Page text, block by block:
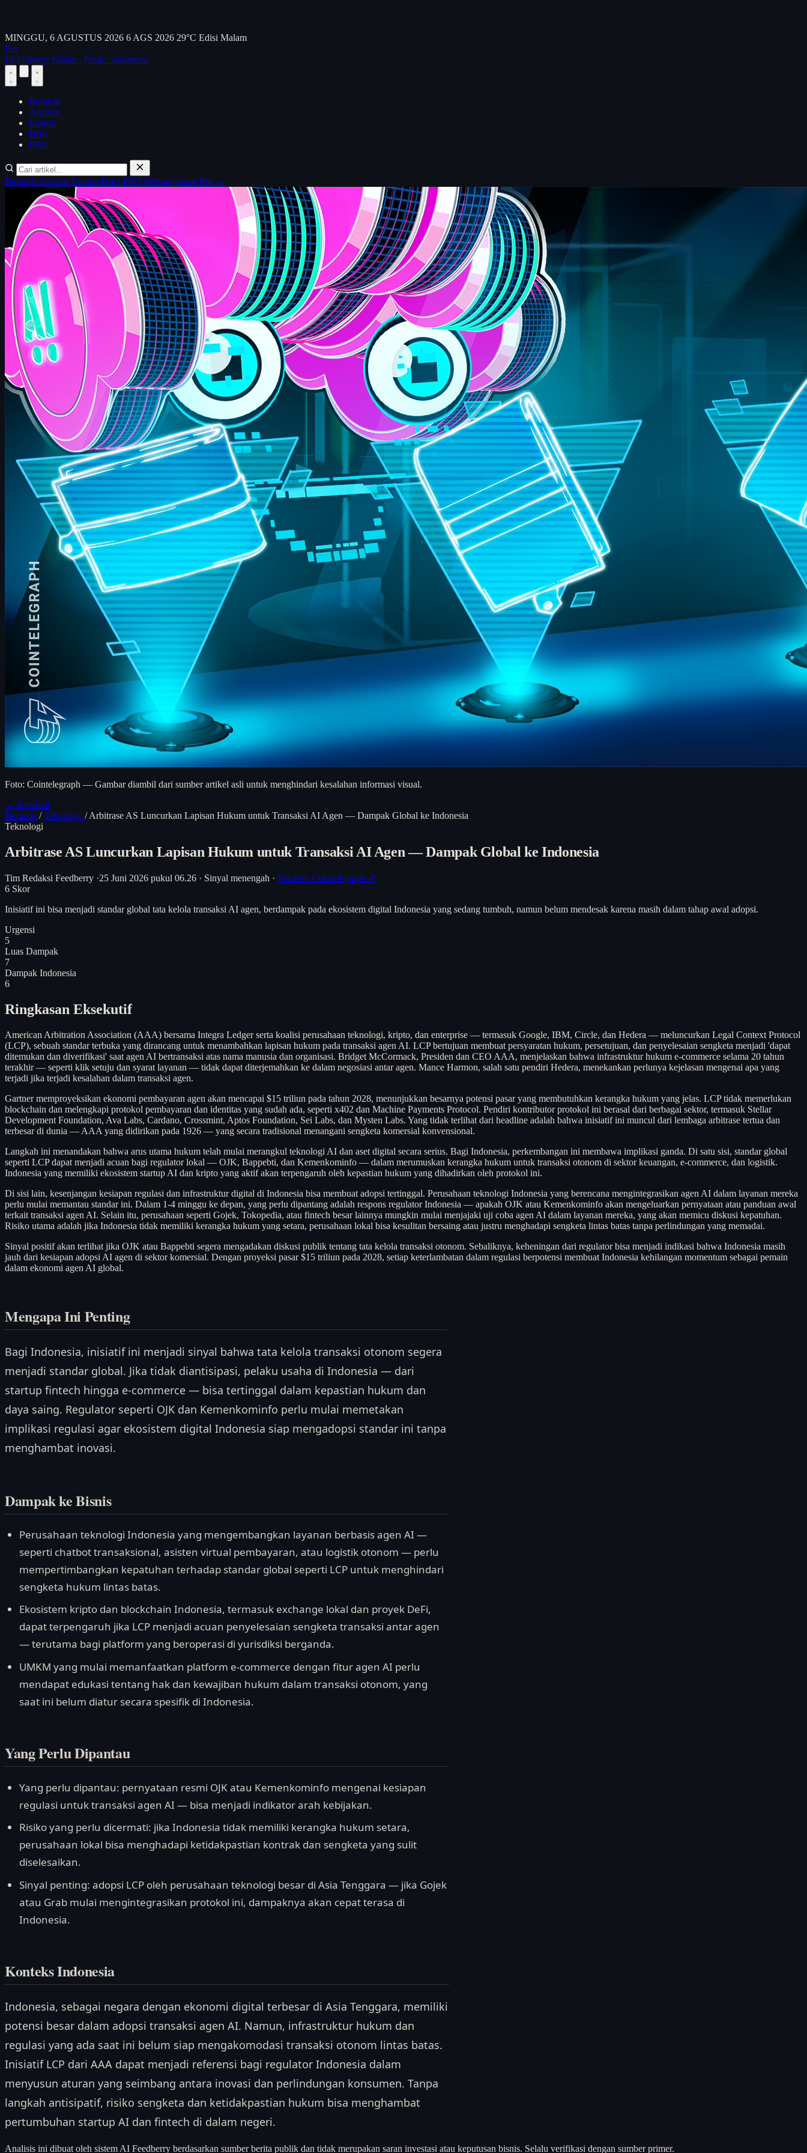
MINGGU, 6 AGUSTUS 2026 6 AGS 2026 29°C Edisi Malam
Pro
FEEDberry Bisnis · Pasar · Indonesia
Beranda
Analisis
Emiten
Brief
PRO
Beranda Analisis Emiten BriefPRO Berlangganan Pro →
Foto: Cointelegraph — Gambar diambil dari sumber artikel asli untuk menghindari kesalahan informasi visual.
← Kembali
Beranda / Teknologi / Arbitrase AS Luncurkan Lapisan Hukum untuk Transaksi AI Agen — Dampak Global ke Indonesia
Teknologi
Arbitrase AS Luncurkan Lapisan Hukum untuk Transaksi AI Agen — Dampak Global ke Indonesia
Tim Redaksi Feedberry ·25 Juni 2026 pukul 06.26 · Sinyal menengah · Sumber: Cointelegraph ↗
6 Skor
Inisiatif ini bisa menjadi standar global tata kelola transaksi AI agen, berdampak pada ekosistem digital Indonesia yang sedang tumbuh, namun belum mendesak karena masih dalam tahap awal adopsi.
Urgensi
5
Luas Dampak
7
Dampak Indonesia
6
Ringkasan Eksekutif
American Arbitration Association (AAA) bersama Integra Ledger serta koalisi perusahaan teknologi, kripto, dan enterprise — termasuk Google, IBM, Circle, dan Hedera — meluncurkan Legal Context Protocol
(LCP), sebuah standar terbuka yang dirancang untuk menambahkan lapisan hukum pada transaksi agen AI. LCP bertujuan membuat persyaratan hukum, persetujuan, dan penyelesaian sengketa menjadi 'dapat
ditemukan dan diverifikasi' saat agen AI bertransaksi atas nama manusia dan organisasi. Bridget McCormack, Presiden dan CEO AAA, menjelaskan bahwa infrastruktur hukum e-commerce selama 20 tahun
terakhir — seperti klik setuju dan syarat layanan — tidak dapat diterjemahkan ke dalam negosiasi antar agen. Mance Harmon, salah satu pendiri Hedera, menekankan perlunya kejelasan mengenai apa yang
terjadi jika terjadi kesalahan dalam transaksi agen.
Gartner memproyeksikan ekonomi pembayaran agen akan mencapai $15 triliun pada tahun 2028, menunjukkan besarnya potensi pasar yang membutuhkan kerangka hukum yang jelas. LCP tidak memerlukan
blockchain dan melengkapi protokol pembayaran dan identitas yang sudah ada, seperti x402 dan Machine Payments Protocol. Pendiri kontributor protokol ini berasal dari berbagai sektor, termasuk Stellar
Development Foundation, Ava Labs, Cardano, Crossmint, Aptos Foundation, Sei Labs, dan Mysten Labs. Yang tidak terlihat dari headline adalah bahwa inisiatif ini muncul dari lembaga arbitrase tertua dan
terbesar di dunia — AAA yang didirikan pada 1926 — yang secara tradisional menangani sengketa komersial konvensional.
Langkah ini menandakan bahwa arus utama hukum telah mulai merangkul teknologi AI dan aset digital secara serius. Bagi Indonesia, perkembangan ini membawa implikasi ganda. Di satu sisi, standar global
seperti LCP dapat menjadi acuan bagi regulator lokal — OJK, Bappebti, dan Kemenkominfo — dalam merumuskan kerangka hukum untuk transaksi otonom di sektor keuangan, e-commerce, dan logistik.
Indonesia yang memiliki ekosistem startup AI dan kripto yang aktif akan terpengaruh oleh kepastian hukum yang dihadirkan oleh protokol ini.
Di sisi lain, kesenjangan kesiapan regulasi dan infrastruktur digital di Indonesia bisa membuat adopsi tertinggal. Perusahaan teknologi Indonesia yang berencana mengintegrasikan agen AI dalam layanan mereka
perlu mulai memantau standar ini. Dalam 1-4 minggu ke depan, yang perlu dipantang adalah respons regulator Indonesia — apakah OJK atau Kemenkominfo akan mengeluarkan pernyataan atau panduan awal
terkait transaksi agen AI. Selain itu, perusahaan seperti Gojek, Tokopedia, atau fintech besar lainnya mungkin mulai menjajaki uji coba agen AI dalam layanan mereka, yang akan memicu diskusi kepatuhan.
Risiko utama adalah jika Indonesia tidak memiliki kerangka hukum yang setara, perusahaan lokal bisa kesulitan bersaing atau justru menghadapi sengketa lintas batas tanpa perlindungan yang memadai.
Sinyal positif akan terlihat jika OJK atau Bappebti segera mengadakan diskusi publik tentang tata kelola transaksi otonom. Sebaliknya, keheningan dari regulator bisa menjadi indikasi bahwa Indonesia masih
jauh dari kesiapan adopsi AI agen di sektor komersial. Dengan proyeksi pasar $15 triliun pada 2028, setiap keterlambatan dalam regulasi berpotensi membuat Indonesia kehilangan momentum sebagai pemain
dalam ekonomi agen AI global.
Mengapa Ini Penting
Bagi Indonesia, inisiatif ini menjadi sinyal bahwa tata kelola transaksi otonom segera
menjadi standar global. Jika tidak diantisipasi, pelaku usaha di Indonesia — dari
startup fintech hingga e-commerce — bisa tertinggal dalam kepastian hukum dan
daya saing. Regulator seperti OJK dan Kemenkominfo perlu mulai memetakan
implikasi regulasi agar ekosistem digital Indonesia siap mengadopsi standar ini tanpa
menghambat inovasi.
Dampak ke Bisnis
Perusahaan teknologi Indonesia yang mengembangkan layanan berbasis agen AI —
seperti chatbot transaksional, asisten virtual pembayaran, atau logistik otonom — perlu
mempertimbangkan kepatuhan terhadap standar global seperti LCP untuk menghindari
sengketa hukum lintas batas.
Ekosistem kripto dan blockchain Indonesia, termasuk exchange lokal dan proyek DeFi,
dapat terpengaruh jika LCP menjadi acuan penyelesaian sengketa transaksi antar agen
— terutama bagi platform yang beroperasi di yurisdiksi berganda.
UMKM yang mulai memanfaatkan platform e-commerce dengan fitur agen AI perlu
mendapat edukasi tentang hak dan kewajiban hukum dalam transaksi otonom, yang
saat ini belum diatur secara spesifik di Indonesia.
Yang Perlu Dipantau
Yang perlu dipantau: pernyataan resmi OJK atau Kemenkominfo mengenai kesiapan
regulasi untuk transaksi agen AI — bisa menjadi indikator arah kebijakan.
Risiko yang perlu dicermati: jika Indonesia tidak memiliki kerangka hukum setara,
perusahaan lokal bisa menghadapi ketidakpastian kontrak dan sengketa yang sulit
diselesaikan.
Sinyal penting: adopsi LCP oleh perusahaan teknologi besar di Asia Tenggara — jika Gojek
atau Grab mulai mengintegrasikan protokol ini, dampaknya akan cepat terasa di
Indonesia.
Konteks Indonesia
Indonesia, sebagai negara dengan ekonomi digital terbesar di Asia Tenggara, memiliki
potensi besar dalam adopsi transaksi agen AI. Namun, infrastruktur hukum dan
regulasi yang ada saat ini belum siap mengakomodasi transaksi otonom lintas batas.
Inisiatif LCP dari AAA dapat menjadi referensi bagi regulator Indonesia dalam
menyusun aturan yang seimbang antara inovasi dan perlindungan konsumen. Tanpa
langkah antisipatif, risiko sengketa dan ketidakpastian hukum bisa menghambat
pertumbuhan startup AI dan fintech di dalam negeri.
Analisis ini dibuat oleh sistem AI Feedberry berdasarkan sumber berita publik dan tidak merupakan saran investasi atau keputusan bisnis. Selalu verifikasi dengan sumber primer.